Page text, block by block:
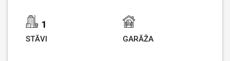
1
STĀVI GARĀŽA